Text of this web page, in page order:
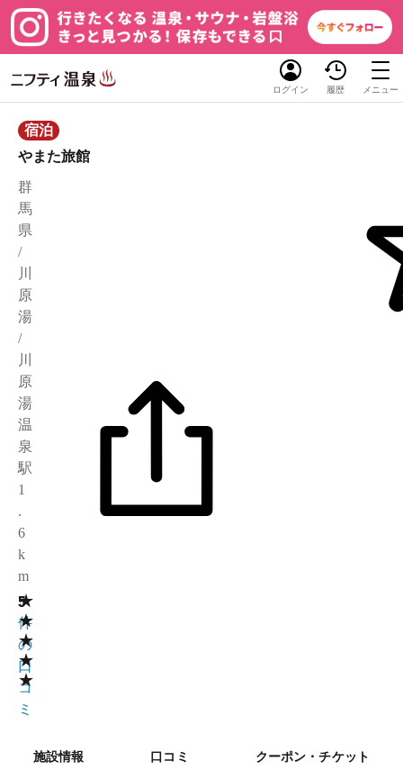
ログイン 履歴 メニュー
宿泊
やまた旅館
群
馬
県
/
川
原
湯
/
川
原
湯
温
泉
駅
1
.
6
k
m
★
★
★
★
★
5
3
件
の
口
コ
ミ
施設情報 口コミ クーポン・チケット